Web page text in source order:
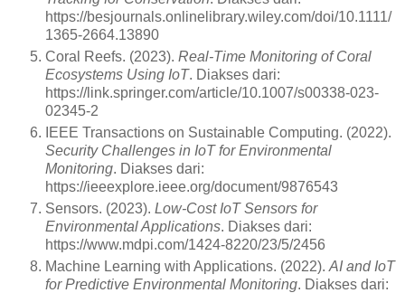
https://besjournals.onlinelibrary.wiley.com/doi/10.1111/
1365-2664.13890
Coral Reefs. (2023). Real-Time Monitoring of Coral
Ecosystems Using IoT. Diakses dari:
https://link.springer.com/article/10.1007/s00338-023-
02345-2
IEEE Transactions on Sustainable Computing. (2022).
Security Challenges in IoT for Environmental
Monitoring. Diakses dari:
https://ieeexplore.ieee.org/document/9876543
Sensors. (2023). Low-Cost IoT Sensors for
Environmental Applications. Diakses dari:
https://www.mdpi.com/1424-8220/23/5/2456
Machine Learning with Applications. (2022). AI and IoT
for Predictive Environmental Monitoring. Diakses dari: